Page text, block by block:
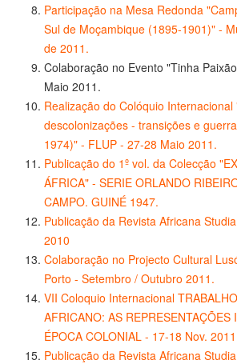
Participação na Mesa Redonda
Sul de Moçambique (1895-1901)" -
de 2011.
Colaboração no Evento "Tinha
Maio 2011.
Realização do Colóquio
descolonizações - transições e
1974)" - FLUP - 27-28 Maio 2011.
Publicação do 1º vol. da Colecção
ÁFRICA" - SERIE ORLANDO
CAMPO. GUINÉ 1947.
Publicação da Revista Africana
2010
Colaboração no Projecto Cultural
Porto - Setembro / Outubro 2011.
VII Coloquio Internacional
AFRICANO: AS REPRESENTAÇÕES
ÉPOCA COLONIAL - 17-18 Nov. 2011
Publicação da Revista Africana